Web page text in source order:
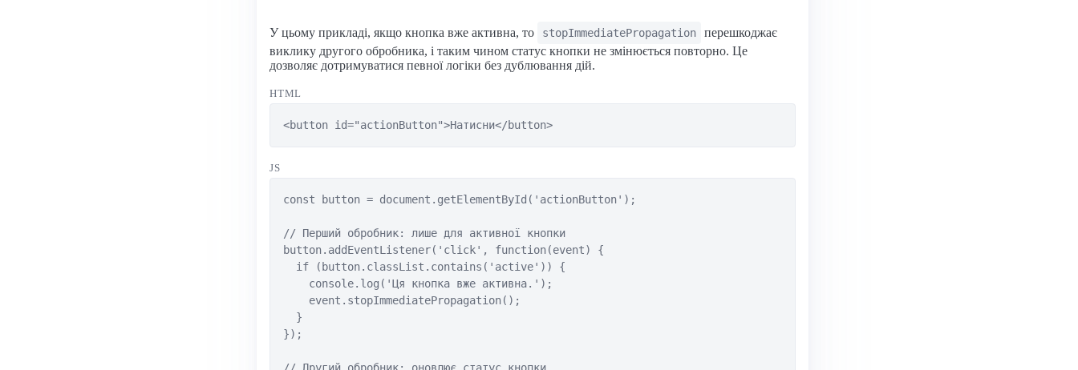
У цьому прикладі, якщо кнопка вже активна, то stopImmediatePropagation
перешкоджає
виклику другого обробника, і таким чином статус кнопки не змінюється повторно. Це
дозволяє дотримуватися певної логіки без дублювання дій.
HTML
<button id="actionButton">Натисни</button>
JS
const button = document.getElementById('actionButton');
// Перший обробник: лише для активної кнопки
button.addEventListener('click', function(event) {
  if (button.classList.contains('active')) {
    console.log('Ця кнопка вже активна.');
    event.stopImmediatePropagation();
  }
});